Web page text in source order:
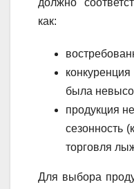
должно
как:
была
продукция
сезонность
торговля
Для выбора